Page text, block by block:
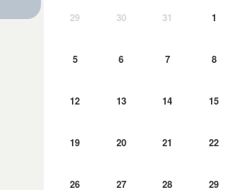
29 30 31 1
5 6 7 8
12 13 14 15
19 20 21 22
26 27 28 29